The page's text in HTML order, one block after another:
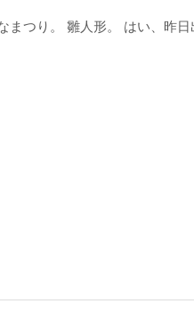
まつり。 雛人形。 はい、昨